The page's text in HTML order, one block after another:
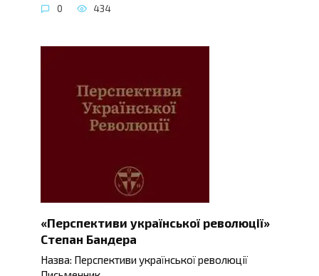
0 434
«Перспективи української революції»
Степан Бандера
Назва: Перспективи української революції